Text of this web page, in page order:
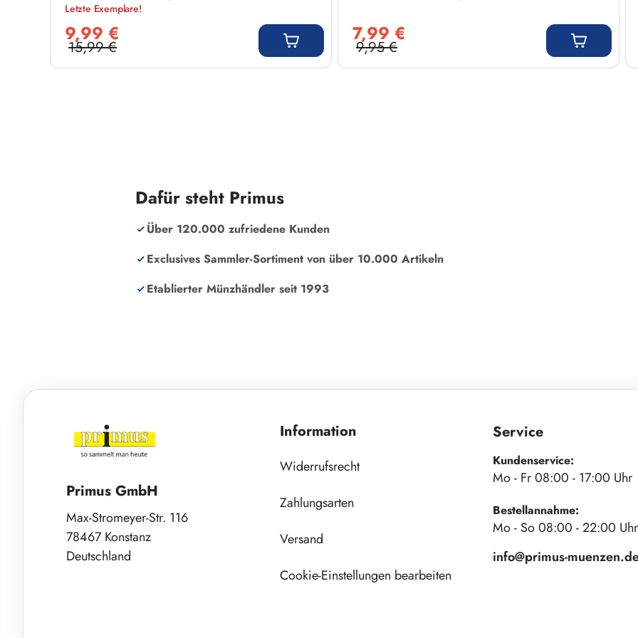
Letzte Exemplare!
9,99 €
Regulärer Preis:
15,99 €
7,99 €
Regulärer Preis:
9,95 €
Dafür steht Primus
Über 120.000 zufriedene Kunden
Exclusives Sammler-Sortiment von über 10.000 Artikeln
Etablierter Münzhändler seit 1993
Primus GmbH
Max-Stromeyer-Str. 116
78467 Konstanz
Deutschland
Information
Widerrufsrecht
Zahlungsarten
Versand
Cookie-Einstellungen bearbeiten
Service
Kundenservice:
Mo - Fr 08:00 - 17:00 Uhr
Bestellannahme:
Mo - So 08:00 - 22:00 Uhr
info@primus-